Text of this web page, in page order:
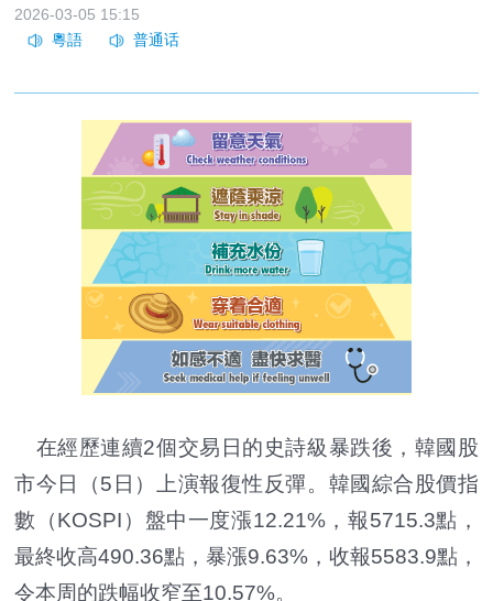
2026-03-05 15:15
在經歷連續2個交易日的史詩級暴跌後，韓國股
市今日（5日）上演報復性反彈。韓國綜合股價指
數（KOSPI）盤中一度漲12.21%，報5715.3點，
最終收高490.36點，暴漲9.63%，收報5583.9點，
令本周的跌幅收窄至10.57%。